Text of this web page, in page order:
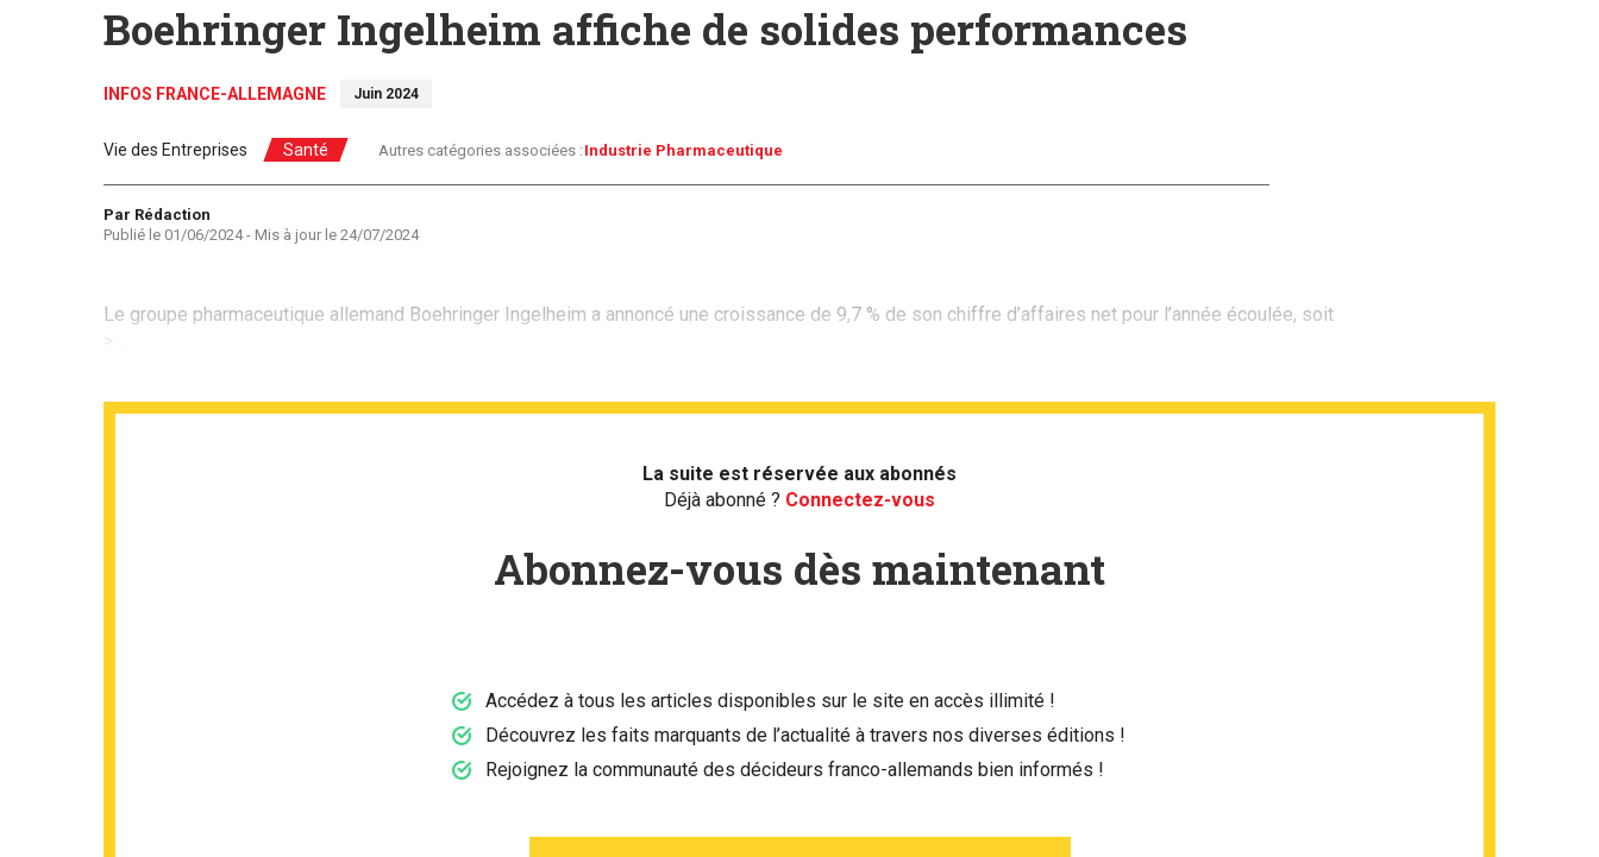
Boehringer Ingelheim affiche de solides performances
INFOS FRANCE-ALLEMAGNE Juin 2024
Vie des Entreprises Santé Autres catégories associées : Industrie Pharmaceutique
Auteur
Par Rédaction
Publié le 01/06/2024- Mis à jour le 24/07/2024
Le groupe pharmaceutique allemand Boehringer Ingelheim a annoncé une croissance de 9,7 % de son chiffre d’affaires net pour l’année écoulée, soit
> ...
La suite est réservée aux abonnés
Déjà abonné ? Connectez-vous
Abonnez-vous dès maintenant
Accédez à tous les articles disponibles sur le site en accès illimité !
Découvrez les faits marquants de l’actualité à travers nos diverses éditions !
Rejoignez la communauté des décideurs franco-allemands bien informés !